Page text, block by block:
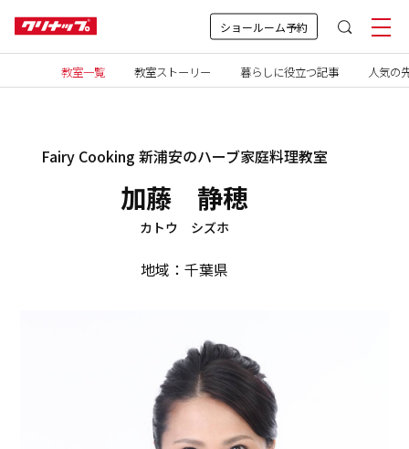
ショールーム予約
教室一覧 教室ストーリー 暮らしに役立つ記事 人気の
Fairy Cooking 新浦安のハーブ家庭料理教室
加藤 静穂
カトウ シズホ
地域：千葉県